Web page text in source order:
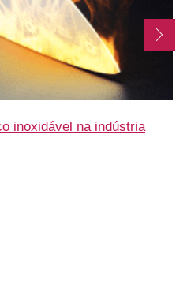
inoxidável na indústria